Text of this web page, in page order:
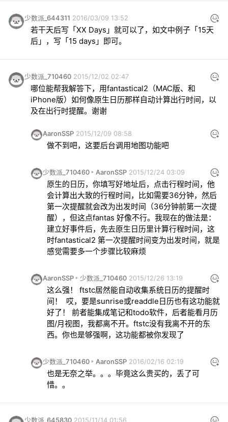
少数派_644311 2016/03/09 13:52
若干天后写「XX Days」就可以了，如文中例子「15天
后」，写「15 days」即可。
少数派_710460 2015/12/02 02:47
哪位能帮我解答下，用fantastical2（MAC版、和
iPhone版）如何像原生日历那样自动计算出行时间，以
及在出行时提醒。谢谢
AaronSSP 2015/12/09 08:58
做不到吧，这要后台调用地图功能吧
少数派_710460 AaronSSP 2015/12/24 03:09
原生的日历，你填写好地址后，点击行程时间，他
会计算出大致的行程时间，比如需要36分钟，然后
第一次提醒就会改为出发时间（36分钟前第一次提
醒），但这点fantas 好像不行。我现在的做法是：
建立好事件后，先去原生日历里计算行程时间，这
时fantastical2 第一次提醒时间变为出发时间，就是
感觉需要多一个步骤比较麻烦
AaronSSP 少数派_710460 2015/12/26 13:19
这么强！ ftstc居然能自动收集系统日历的提醒时
间！  哎，要是sunrise或readdle日历也有这功能就
好了！ 前者能集成笔记和todo软件，后者能看月历
图/月视图，我都离不开。 ftstc没有我离不开的东
西。你也是够强啊，这功能都被你发现了
少数派_710460 AaronSSP 2016/02/16 02:19
也是无奈之举。。。毕竟这么贵买的，丢了可
惜。。
少数派_645830 2015/11/14 01:56